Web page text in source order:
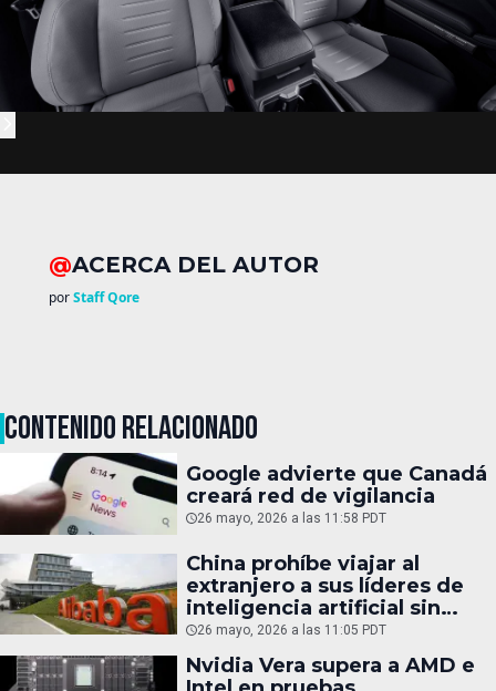
@ACERCA DEL AUTOR
porStaff Qore
CONTENIDO RELACIONADO
Google advierte que Canadá
creará red de vigilancia
26 mayo, 2026 a las 11:58 PDT
China prohíbe viajar al
extranjero a sus líderes de
inteligencia artificial sin
permiso estatal
26 mayo, 2026 a las 11:05 PDT
Nvidia Vera supera a AMD e